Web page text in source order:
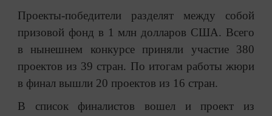
Проекты-победители разделят между собой
призовой фонд в 1 млн долларов США. Всего
в нынешнем конкурсе приняли участие 380
проектов из 39 стран. По итогам работы жюри
в финал вышли 20 проектов из 16 стран.
В список финалистов вошел и проект из